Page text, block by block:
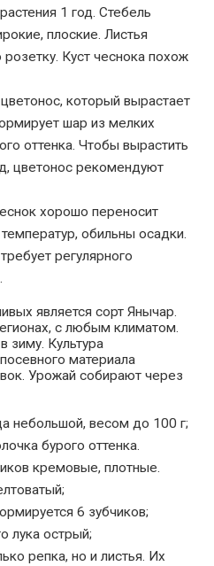
1 год. Стебель
плоские. Листья
Куст чеснока похож
который вырастает
шар из мелких
оттенка. Чтобы вырастить
цветонос рекомендуют
хорошо переносит
обильны осадки.
регулярного
является сорт Янычар.
с любым климатом.
зиму. Культура
материала
Урожай собирают через
небольшой, весом до 100 г;
бурого оттенка.
кремовые, плотные.
6 зубчиков;
лука острый;
репка, но и листья. Их